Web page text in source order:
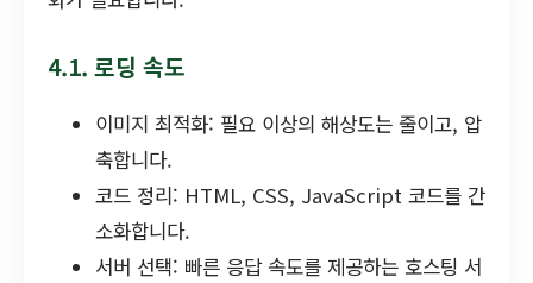
4.1. 로딩 속도
이미지 최적화: 필요 이상의 해상도는 줄이고, 압
축합니다.
코드 정리: HTML, CSS, JavaScript 코드를 간
소화합니다.
서버 선택: 빠른 응답 속도를 제공하는 호스팅 서